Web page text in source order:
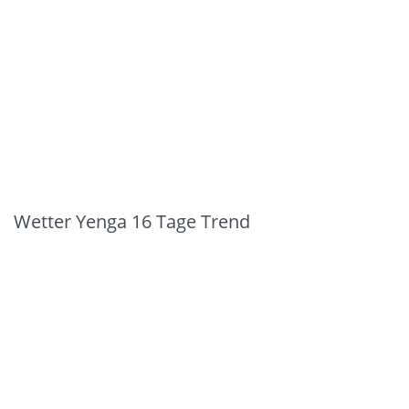
Wetter Yenga 16 Tage Trend